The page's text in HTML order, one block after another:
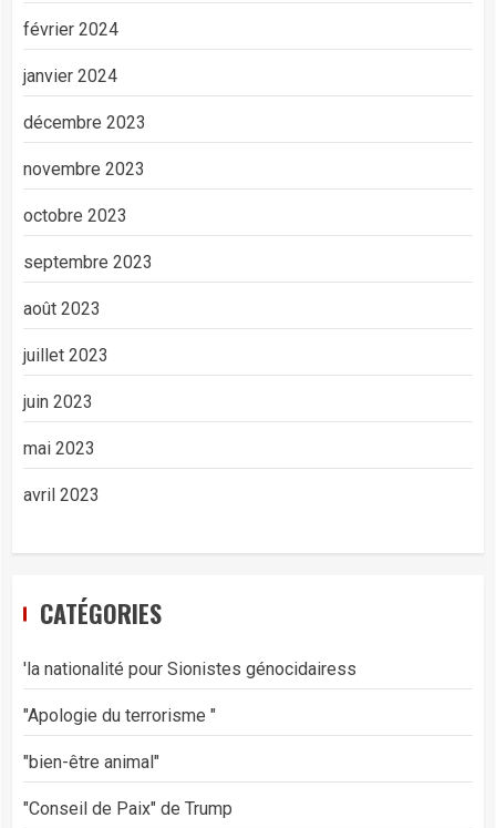
février 2024
janvier 2024
décembre 2023
novembre 2023
octobre 2023
septembre 2023
août 2023
juillet 2023
juin 2023
mai 2023
avril 2023
CATÉGORIES
'la nationalité pour Sionistes génocidairess
"Apologie du terrorisme "
"bien-être animal"
"Conseil de Paix" de Trump